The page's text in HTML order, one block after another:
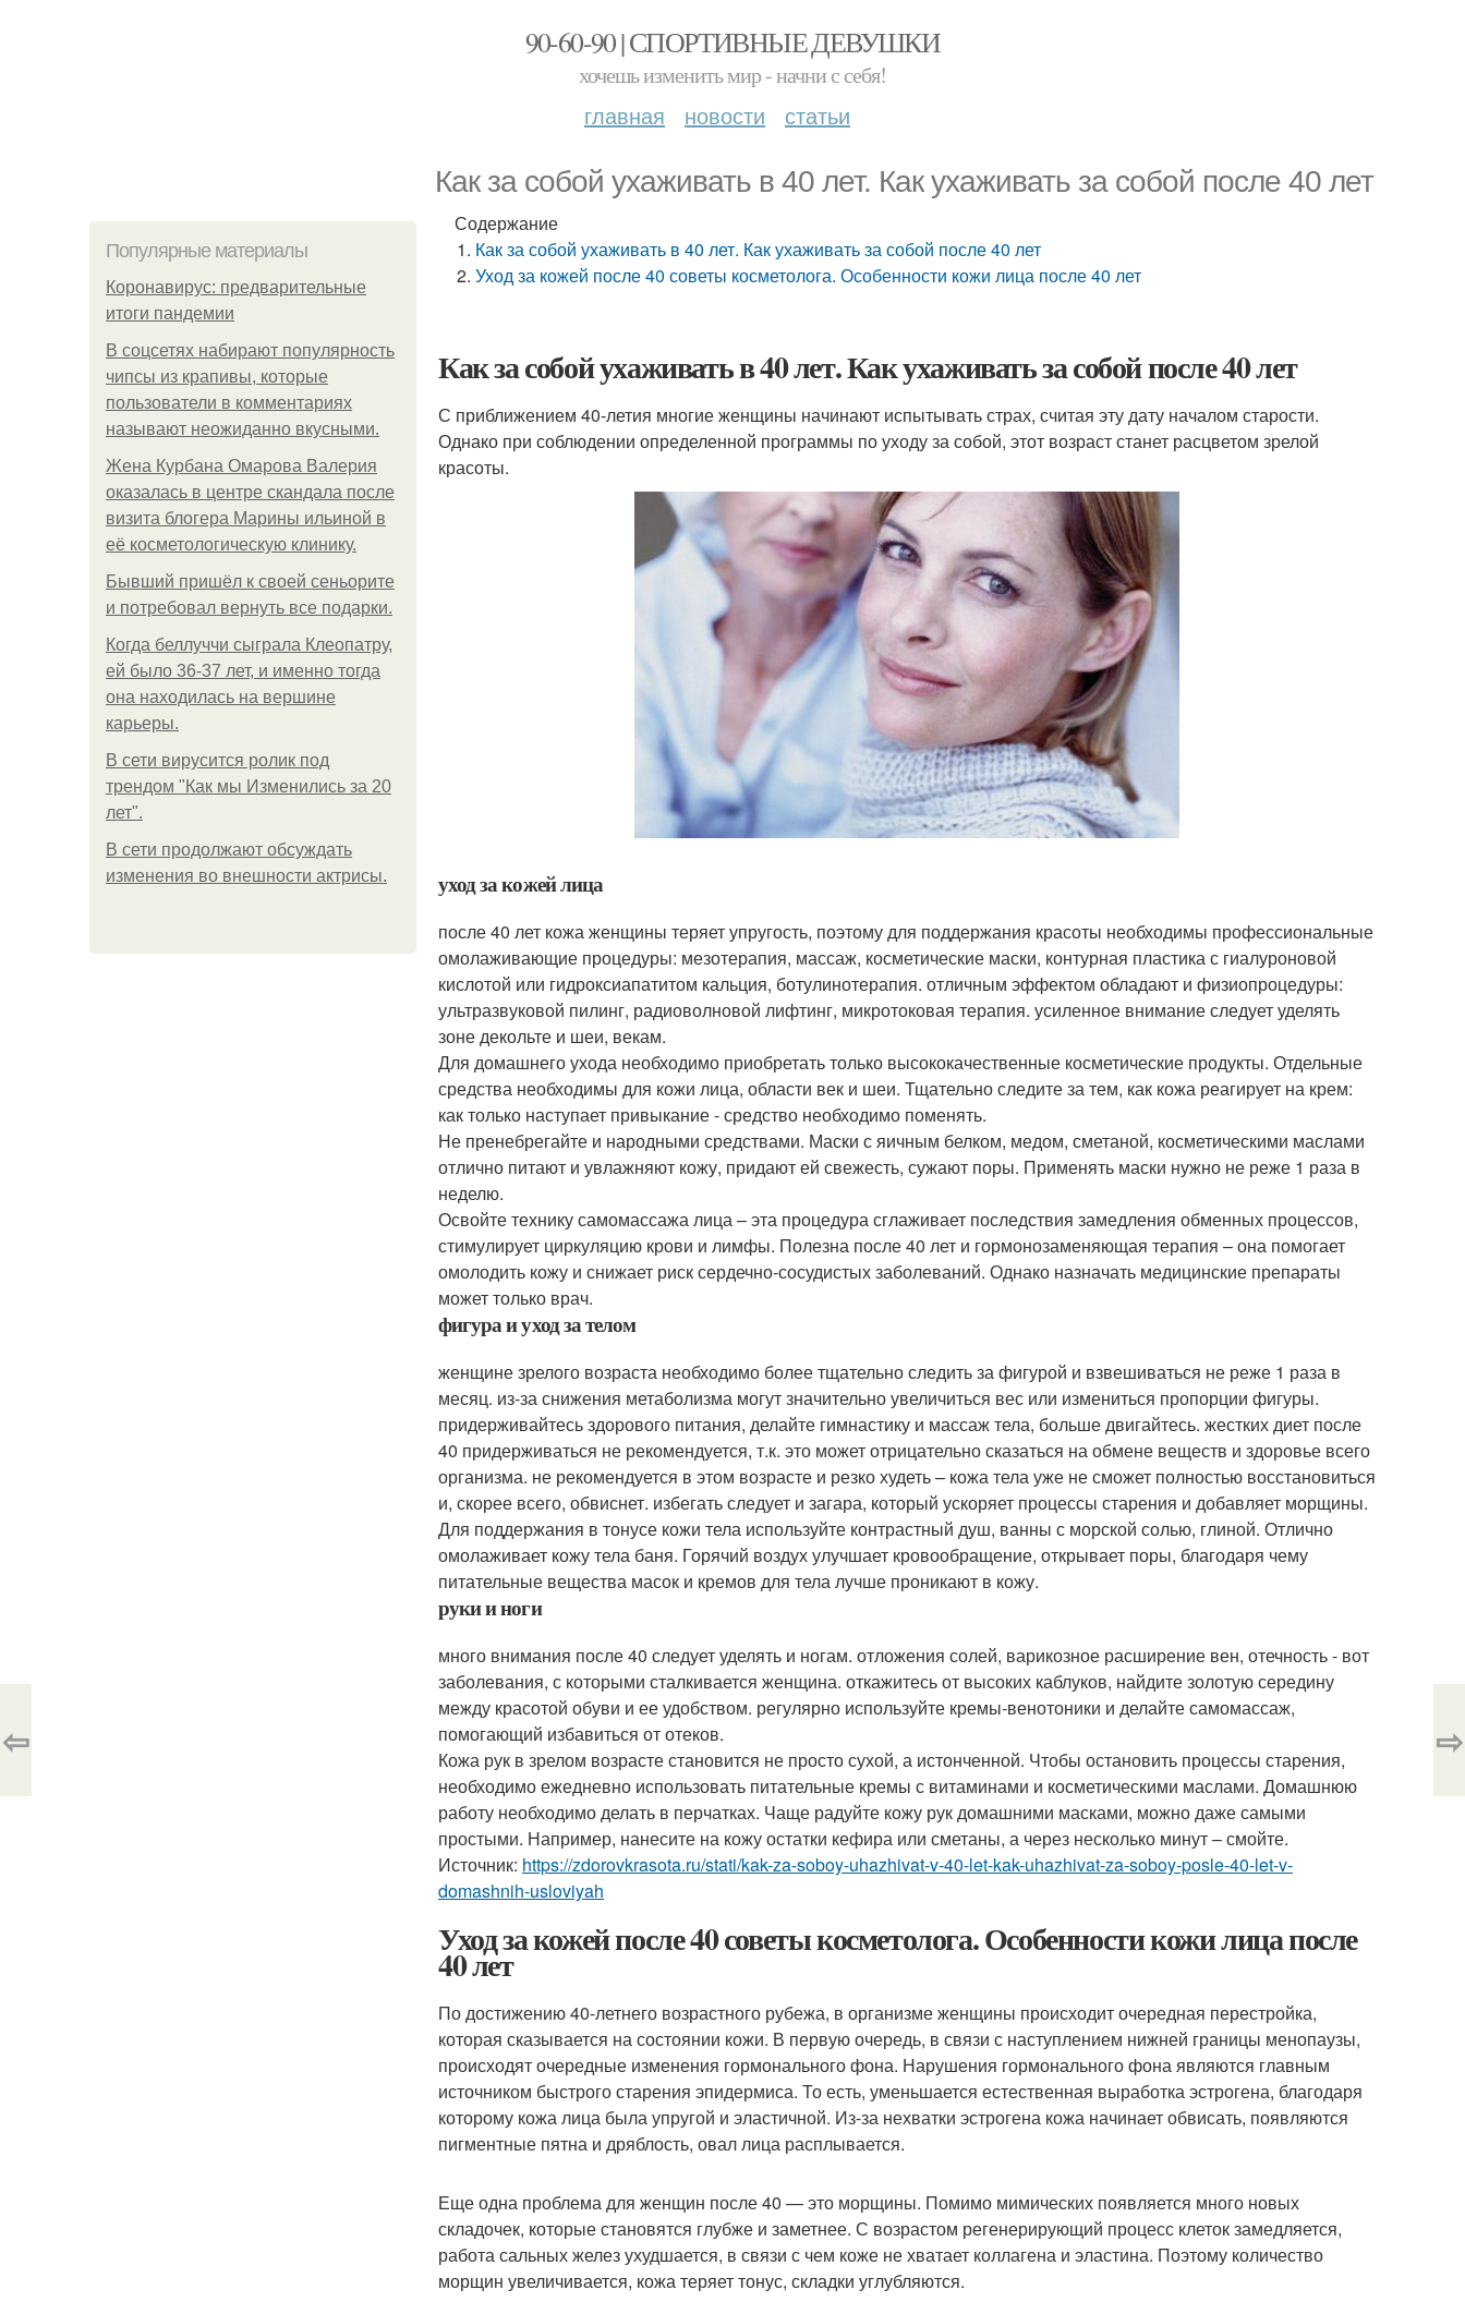
90-60-90 | СПОРТИВНЫЕ ДЕВУШКИ
хочешь изменить мир - начни с себя!
главная новости статьи
Как за собой ухаживать в 40 лет. Как ухаживать за собой после 40 лет
Популярные материалы
Коронавирус: предварительные
итоги пандемии
В соцсетях набирают популярность
чипсы из крапивы, которые
пользователи в комментариях
называют неожиданно вкусными.
Жена Курбана Омарова Валерия
оказалась в центре скандала после
визита блогера Марины ильиной в
её косметологическую клинику.
Бывший пришёл к своей сеньорите
и потребовал вернуть все подарки.
Когда беллуччи сыграла Клеопатру,
ей было 36-37 лет, и именно тогда
она находилась на вершине
карьеры.
В сети вирусится ролик под
трендом "Как мы Изменились за 20
лет".
В сети продолжают обсуждать
изменения во внешности актрисы.
Содержание
Как за собой ухаживать в 40 лет. Как ухаживать за собой после 40 лет
Уход за кожей после 40 советы косметолога. Особенности кожи лица после 40 лет
Как за собой ухаживать в 40 лет. Как ухаживать за собой после 40 лет
С приближением 40-летия многие женщины начинают испытывать страх, считая эту дату началом старости.
Однако при соблюдении определенной программы по уходу за собой, этот возраст станет расцветом зрелой
красоты.
уход за кожей лица
после 40 лет кожа женщины теряет упругость, поэтому для поддержания красоты необходимы профессиональные
омолаживающие процедуры: мезотерапия, массаж, косметические маски, контурная пластика с гиалуроновой
кислотой или гидроксиапатитом кальция, ботулинотерапия. отличным эффектом обладают и физиопроцедуры:
ультразвуковой пилинг, радиоволновой лифтинг, микротоковая терапия. усиленное внимание следует уделять
зоне декольте и шеи, векам.
Для домашнего ухода необходимо приобретать только высококачественные косметические продукты. Отдельные
средства необходимы для кожи лица, области век и шеи. Тщательно следите за тем, как кожа реагирует на крем:
как только наступает привыкание - средство необходимо поменять.
Не пренебрегайте и народными средствами. Маски с яичным белком, медом, сметаной, косметическими маслами
отлично питают и увлажняют кожу, придают ей свежесть, сужают поры. Применять маски нужно не реже 1 раза в
неделю.
Освойте технику самомассажа лица – эта процедура сглаживает последствия замедления обменных процессов,
стимулирует циркуляцию крови и лимфы. Полезна после 40 лет и гормонозаменяющая терапия – она помогает
омолодить кожу и снижает риск сердечно-сосудистых заболеваний. Однако назначать медицинские препараты
может только врач.
фигура и уход за телом
женщине зрелого возраста необходимо более тщательно следить за фигурой и взвешиваться не реже 1 раза в
месяц. из-за снижения метаболизма могут значительно увеличиться вес или измениться пропорции фигуры.
придерживайтесь здорового питания, делайте гимнастику и массаж тела, больше двигайтесь. жестких диет после
40 придерживаться не рекомендуется, т.к. это может отрицательно сказаться на обмене веществ и здоровье всего
организма. не рекомендуется в этом возрасте и резко худеть – кожа тела уже не сможет полностью восстановиться
и, скорее всего, обвиснет. избегать следует и загара, который ускоряет процессы старения и добавляет морщины.
Для поддержания в тонусе кожи тела используйте контрастный душ, ванны с морской солью, глиной. Отлично
омолаживает кожу тела баня. Горячий воздух улучшает кровообращение, открывает поры, благодаря чему
питательные вещества масок и кремов для тела лучше проникают в кожу.
руки и ноги
много внимания после 40 следует уделять и ногам. отложения солей, варикозное расширение вен, отечность - вот
заболевания, с которыми сталкивается женщина. откажитесь от высоких каблуков, найдите золотую середину
между красотой обуви и ее удобством. регулярно используйте кремы-венотоники и делайте самомассаж,
помогающий избавиться от отеков.
Кожа рук в зрелом возрасте становится не просто сухой, а истонченной. Чтобы остановить процессы старения,
необходимо ежедневно использовать питательные кремы с витаминами и косметическими маслами. Домашнюю
работу необходимо делать в перчатках. Чаще радуйте кожу рук домашними масками, можно даже самыми
простыми. Например, нанесите на кожу остатки кефира или сметаны, а через несколько минут – смойте.
Источник: https://zdorovkrasota.ru/stati/kak-za-soboy-uhazhivat-v-40-let-kak-uhazhivat-za-soboy-posle-40-let-v-
domashnih-usloviyah
Уход за кожей после 40 советы косметолога. Особенности кожи лица после
40 лет
По достижению 40-летнего возрастного рубежа, в организме женщины происходит очередная перестройка,
которая сказывается на состоянии кожи. В первую очередь, в связи с наступлением нижней границы менопаузы,
происходят очередные изменения гормонального фона. Нарушения гормонального фона являются главным
источником быстрого старения эпидермиса. То есть, уменьшается естественная выработка эстрогена, благодаря
которому кожа лица была упругой и эластичной. Из-за нехватки эстрогена кожа начинает обвисать, появляются
пигментные пятна и дряблость, овал лица расплывается.
Еще одна проблема для женщин после 40 — это морщины. Помимо мимических появляется много новых
складочек, которые становятся глубже и заметнее. С возрастом регенерирующий процесс клеток замедляется,
работа сальных желез ухудшается, в связи с чем коже не хватает коллагена и эластина. Поэтому количество
морщин увеличивается, кожа теряет тонус, складки углубляются.
⇦ ⇨